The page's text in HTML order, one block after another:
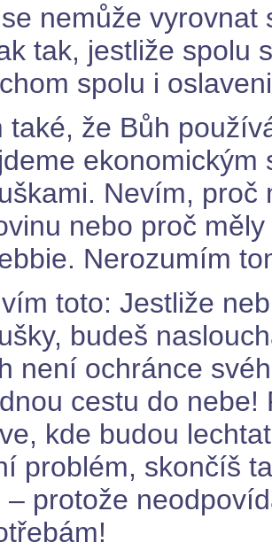
nemůže
tak, jestliže spolu
spolu i
také, že Bůh
Nevím, proč
nebo proč
Nerozumím
toto: Jestliže
budeš
není ochránce
cestu do
kde budou
problém, skončíš
– protože